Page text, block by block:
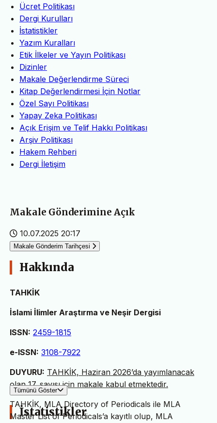
Ücret Politikası
Dergi Kurulları
İstatistikler
Yazım Kuralları
Etik İlkeler ve Yayın Politikası
Dizinler
Makale Değerlendirme Süreci
Kitap Değerlendirmesi İçin Notlar
Özel Sayı Politikası
Yapay Zeka Politikası
Açık Erişim ve Telif Hakkı Politikası
Arşiv Politikası
Hakem Rehberi
Dergi İletişim
Makale Gönderimine Açık
10.07.2025 20:17
Makale Gönderim Tarihçesi
Hakkında
TAHKİK
İslami İlimler Araştırma ve Neşir Dergisi
ISSN: 2459-1815
e-ISSN: 3108-7922
DUYURU: TAHKİK, Haziran 2026’da yayımlanacak
olan 17. sayısı için makale kabul etmektedir.
TAHKİK, MLA Directory of Periodicals ile MLA
Master List of Periodicals’a kayıtlı olup, MLA
Tümünü Göster
İstatistikler